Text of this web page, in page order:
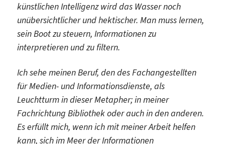
künstlichen Intelligenz wird das Wasser noch
unübersichtlicher und hektischer. Man muss lernen,
sein Boot zu steuern, Informationen zu
interpretieren und zu filtern.
Ich sehe meinen Beruf, den des Fachangestellten
für Medien- und Informationsdienste, als
Leuchtturm in dieser Metapher; in meiner
Fachrichtung Bibliothek oder auch in den anderen.
Es erfüllt mich, wenn ich mit meiner Arbeit helfen
kann, sich im Meer der Informationen